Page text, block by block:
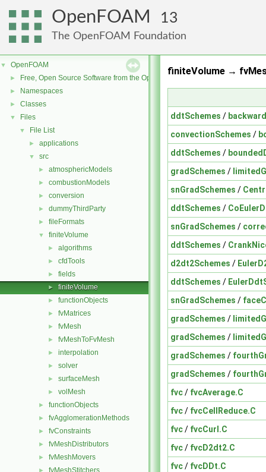
OpenFOAM 13
The OpenFOAM Foundation
▼ OpenFOAM
► Free, Open Source Software from the OpenFOAM Foundation
► Namespaces
► Classes
▼ Files
▼ File List
► applications
▼ src
► atmosphericModels
► combustionModels
► conversion
► dummyThirdParty
► fileFormats
▼ finiteVolume
► algorithms
► cfdTools
► fields
► finiteVolume
► functionObjects
► fvMatrices
► fvMesh
► fvMeshToFvMesh
► interpolation
► solver
► surfaceMesh
► volMesh
► functionObjects
► fvAgglomerationMethods
► fvConstraints
► fvMeshDistributors
► fvMeshMovers
fvMeshStitchers
finiteVolume →
ddtSchemes /
convectionSchemes /
ddtSchemes /
gradSchemes /
snGradSchemes /
ddtSchemes /
snGradSchemes /
ddtSchemes /
d2dt2Schemes /
ddtSchemes /
snGradSchemes /
gradSchemes /
gradSchemes /
gradSchemes /
gradSchemes /
fvc/ fvcAverage.C
fvc/ fvcCellReduce.C
fvc/ fvcCurl.C
fvc/ fvcD2dt2.C
fvc/ fvcDDt.C